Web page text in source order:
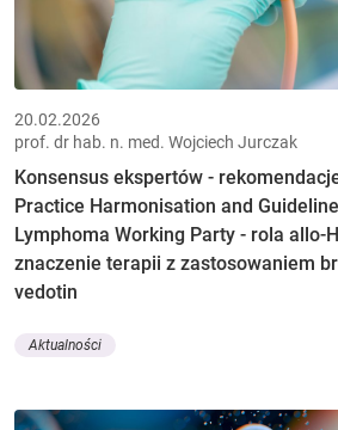
20.02.2026
prof. dr hab. n. med. Wojciech Jurczak
Konsensus ekspertów -
Practice Harmonisation and
Lymphoma Working Party - rola allo-
znaczenie terapii z zastosowaniem
vedotin
Aktualności